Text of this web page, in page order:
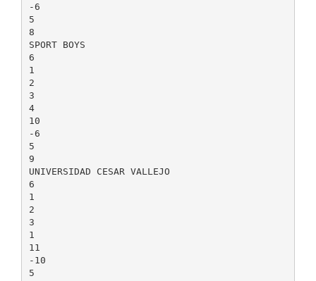
-6
5
8
SPORT BOYS
6
1
2
3
4
10
-6
5
9
UNIVERSIDAD CESAR VALLEJO
6
1
2
3
1
11
-10
5